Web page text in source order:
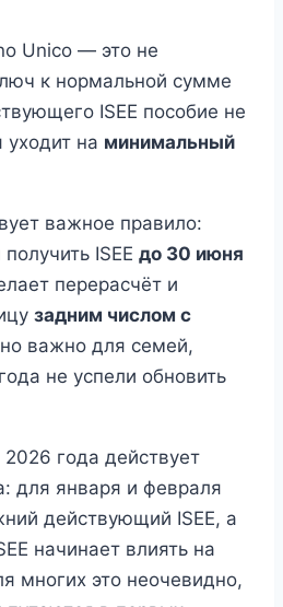
Unico — это не
к нормальной сумме
ISEE пособие не
уходит на минимальный
важное правило:
ISEE до 30 июня
перерасчёт и
задним числом с
важно для семей,
не успели обновить
года действует
для января и февраля
действующий ISEE, а
начинает влиять на
многих это неочевидно,